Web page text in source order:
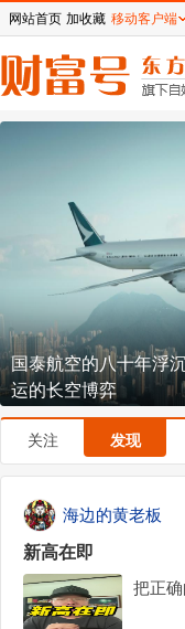
国泰航空的八十年浮
运的长空博弈
关注 发现
海边的黄老板
新高在即
把正
网站首页 加收藏 移动客户端